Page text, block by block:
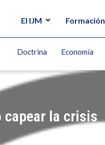
El IJM Formación
Doctrina Economía
capear la crisis